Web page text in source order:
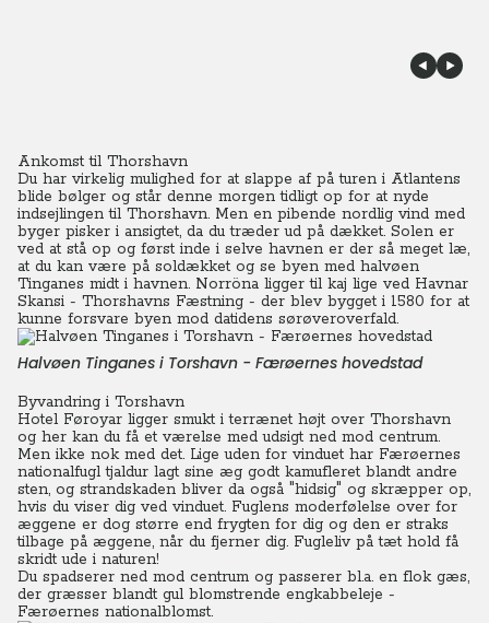
Ankomst til Thorshavn
Du har virkelig mulighed for at slappe af på turen i Atlantens
blide bølger og står denne morgen tidligt op for at nyde
indsejlingen til Thorshavn. Men en pibende nordlig vind med
byger pisker i ansigtet, da du træder ud på dækket. Solen er
ved at stå op og først inde i selve havnen er der så meget læ,
at du kan være på soldækket og se byen med halvøen
Tinganes midt i havnen. Norröna ligger til kaj lige ved Havnar
Skansi - Thorshavns Fæstning - der blev bygget i 1580 for at
kunne forsvare byen mod datidens sørøveroverfald.
Halvøen Tinganes i Torshavn - Færøernes hovedstad
Byvandring i Torshavn
Hotel Føroyar ligger smukt i terrænet højt over Thorshavn
og her kan du få et værelse med udsigt ned mod centrum.
Men ikke nok med det. Lige uden for vinduet har Færøernes
nationalfugl tjaldur lagt sine æg godt kamufleret blandt andre
sten, og strandskaden bliver da også "hidsig" og skræpper op,
hvis du viser dig ved vinduet. Fuglens moderfølelse over for
æggene er dog større end frygten for dig og den er straks
tilbage på æggene, når du fjerner dig. Fugleliv på tæt hold få
skridt ude i naturen!
Du spadserer ned mod centrum og passerer bl.a. en flok gæs,
der græsser blandt gul blomstrende engkabbeleje -
Færøernes nationalblomst.